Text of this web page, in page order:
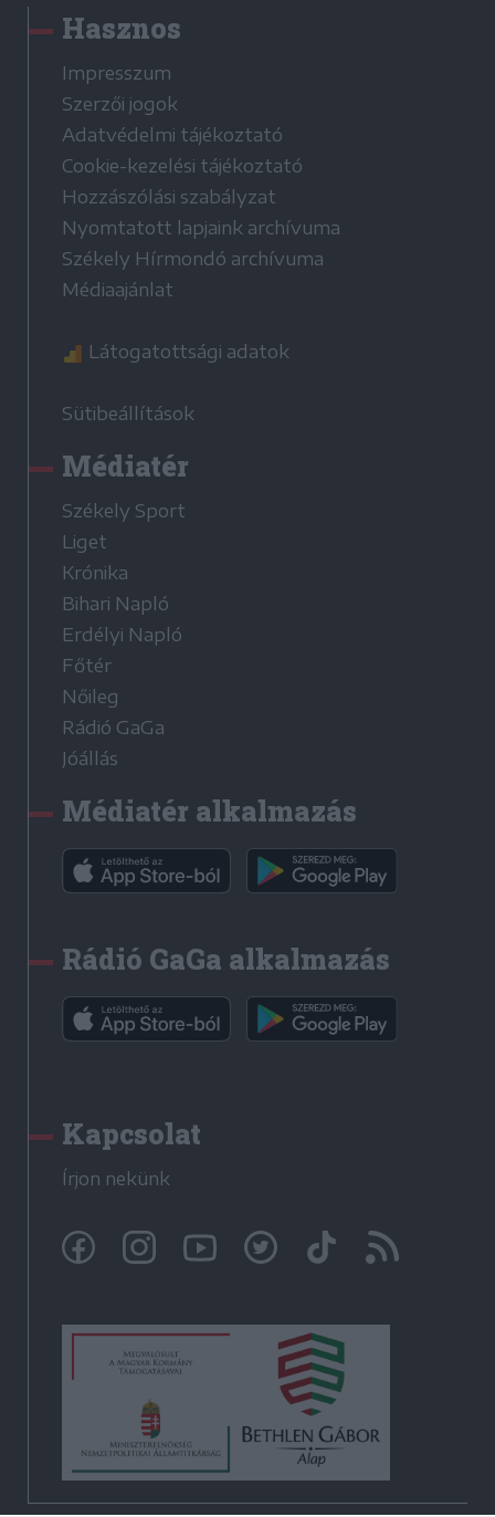
Hasznos
Impresszum
Szerzői jogok
Adatvédelmi tájékoztató
Cookie-kezelési tájékoztató
Hozzászólási szabályzat
Nyomtatott lapjaink archívuma
Székely Hírmondó archívuma
Médiaajánlat
Látogatottsági adatok
Sütibeállítások
Médiatér
Székely Sport
Liget
Krónika
Bihari Napló
Erdélyi Napló
Főtér
Nőileg
Rádió GaGa
Jóállás
Médiatér alkalmazás
Rádió GaGa alkalmazás
Kapcsolat
Írjon nekünk